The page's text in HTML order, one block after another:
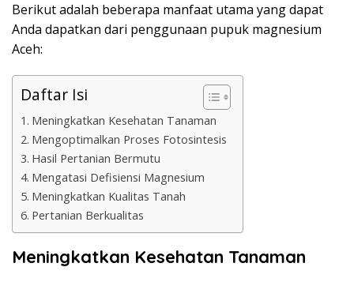
Berikut adalah beberapa manfaat utama yang dapat
Anda dapatkan dari penggunaan pupuk magnesium
Aceh:
Daftar Isi
Meningkatkan Kesehatan Tanaman
Mengoptimalkan Proses Fotosintesis
Hasil Pertanian Bermutu
Mengatasi Defisiensi Magnesium
Meningkatkan Kualitas Tanah
Pertanian Berkualitas
Meningkatkan Kesehatan Tanaman